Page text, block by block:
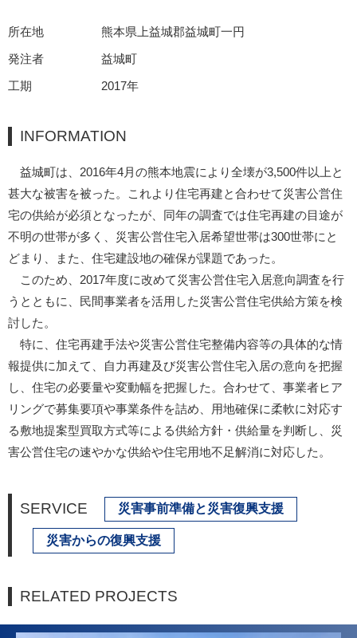
所在地
熊本県上益城郡益城町一円
発注者
益城町
工期
2017年
INFORMATION
益城町は、2016年4月の熊本地震により全壊が3,500件以上と
甚大な被害を被った。これより住宅再建と合わせて災害公営住
宅の供給が必須となったが、同年の調査では住宅再建の目途が
不明の世帯が多く、災害公営住宅入居希望世帯は300世帯にと
どまり、また、住宅建設地の確保が課題であった。
このため、2017年度に改めて災害公営住宅入居意向調査を行
うとともに、民間事業者を活用した災害公営住宅供給方策を検
討した。
特に、住宅再建手法や災害公営住宅整備内容等の具体的な情
報提供に加えて、自力再建及び災害公営住宅入居の意向を把握
し、住宅の必要量や変動幅を把握した。合わせて、事業者ヒア
リングで募集要項や事業条件を詰め、用地確保に柔軟に対応す
る敷地提案型買取方式等による供給方針・供給量を判断し、災
害公営住宅の速やかな供給や住宅用地不足解消に対応した。
SERVICE 災害事前準備と災害復興支援
災害からの復興支援
RELATED PROJECTS